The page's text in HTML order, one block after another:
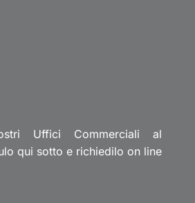
Uffici Commerciali al
qui sotto e richiedilo on line